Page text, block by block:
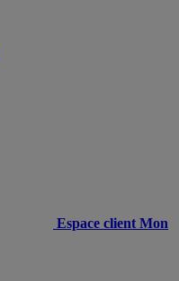
Espace client Mon